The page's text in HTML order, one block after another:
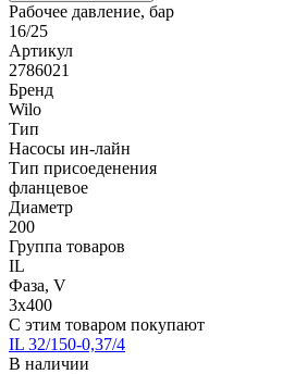
Рабочее давление, бар
16/25
Артикул
2786021
Бренд
Wilo
Тип
Насосы ин-лайн
Тип присоеденения
фланцевое
Диаметр
200
Группа товаров
IL
Фаза, V
3х400
С этим товаром покупают
IL 32/150-0,37/4
В наличии